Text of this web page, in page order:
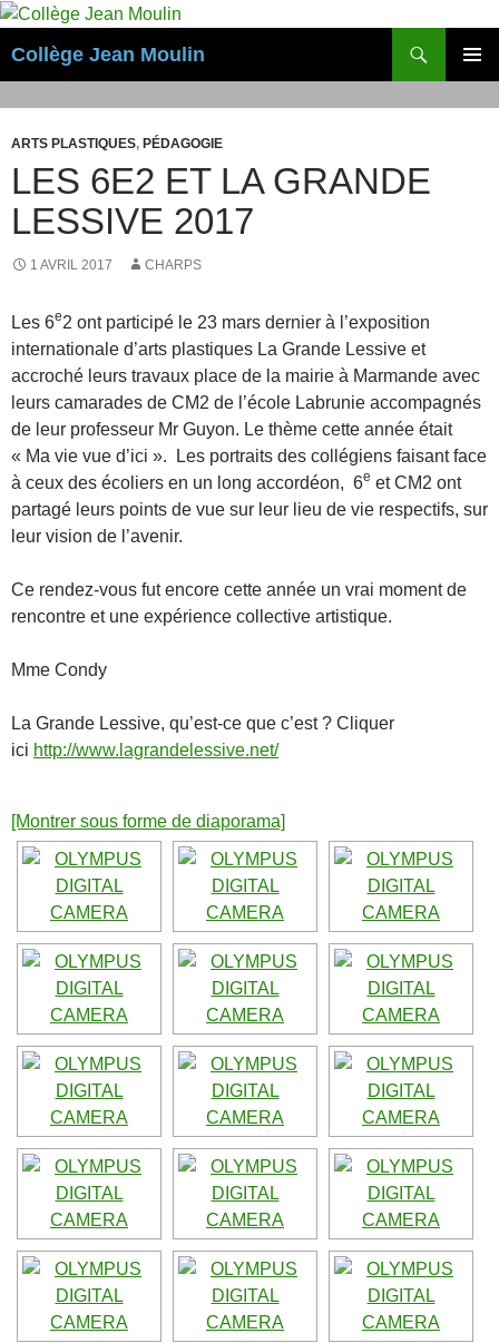
Aller
contenu
Collège Jean Moulin
ARTS PLASTIQUES, PÉDAGOGIE
LES 6E2 ET LA GRANDE
LESSIVE 2017
1 AVRIL 2017 CHARPS
Les 6e2 ont participé le 23 mars dernier à l’exposition
internationale d’arts plastiques La Grande Lessive et
accroché leurs travaux place de la mairie à Marmande avec
leurs camarades de CM2 de l’école Labrunie accompagnés
de leur professeur Mr Guyon. Le thème cette année était
« Ma vie vue d’ici ». Les portraits des collégiens faisant face
à ceux des écoliers en un long accordéon, 6e et CM2 ont
partagé leurs points de vue sur leur lieu de vie respectifs, sur
leur vision de l’avenir.
Ce rendez-vous fut encore cette année un vrai moment de
rencontre et une expérience collective artistique.
Mme Condy
La Grande Lessive, qu’est-ce que c’est ? Cliquer
ici http://www.lagrandelessive.net/
[Montrer sous forme de diaporama]